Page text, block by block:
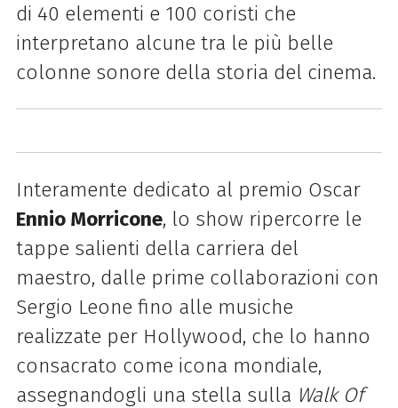
di 40 elementi e 100 coristi che
interpretano alcune tra le più belle
colonne sonore della storia del cinema.
Interamente dedicato al premio Oscar
Ennio Morricone, lo show ripercorre le
tappe salienti della carriera del
maestro, dalle prime collaborazioni con
Sergio Leone fino alle musiche
realizzate per Hollywood, che lo hanno
consacrato come icona mondiale,
assegnandogli una stella sulla Walk Of